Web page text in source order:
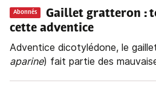
Abonnés
Gaillet gratteron :
cette adventice
Adventice dicotylédone, le
aparine) fait partie des